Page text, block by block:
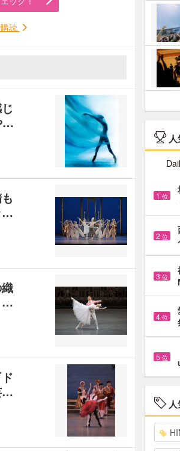
読
…
…
…
…
1 位
2 位
3 位
4 位
5 位